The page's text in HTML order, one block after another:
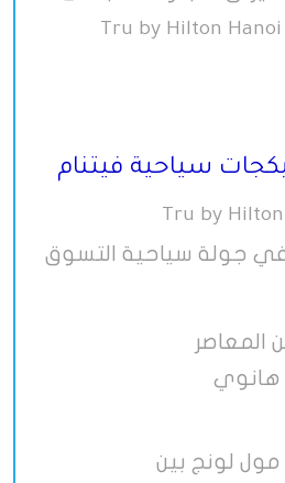
Tru by Hilton Hanoi
سياحية فيتنام
Tru by
جولة سياحية التسوق
المعاصر
هانوي
لونج بين